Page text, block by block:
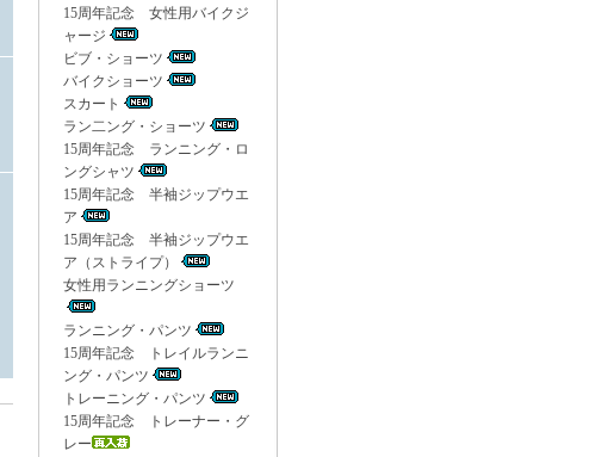
15周年記念 女性用バイクジ
ャージ
ビブ・ショーツ
バイクショーツ
スカート
ラン二ング・ショーツ
15周年記念 ランニング・ロ
ングシャツ
15周年記念 半袖ジップウエ
ア
15周年記念 半袖ジップウエ
ア（ストライプ）
女性用ランニングショーツ
ランニング・パンツ
15周年記念 トレイルランニ
ング・パンツ
トレーニング・パンツ
15周年記念 トレーナー・グ
レー